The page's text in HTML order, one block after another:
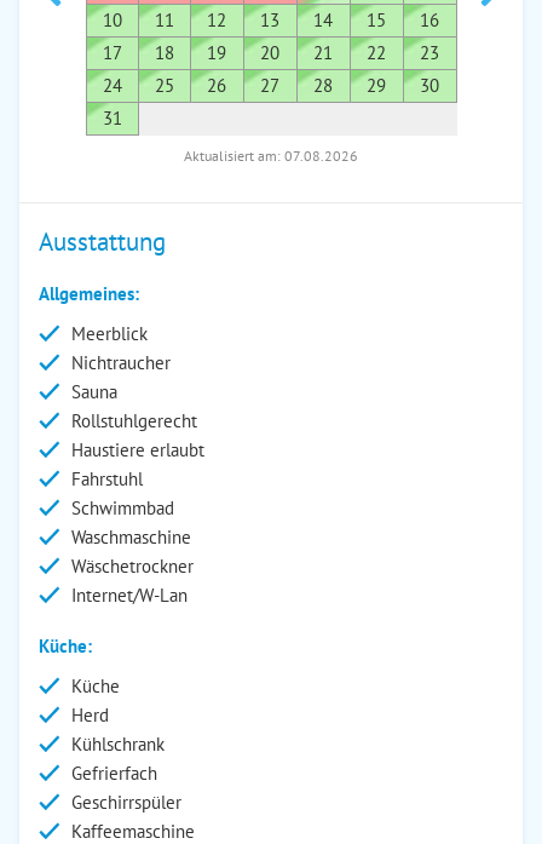
10
11 12 13 14 15
16
17
18 19 20 21 22
23
24
25 26 27 28 29
30
31
Aktualisiert am: 07.08.2026
Ausstattung
Allgemeines:
Meerblick
Nichtraucher
Sauna
Rollstuhlgerecht
Haustiere erlaubt
Fahrstuhl
Schwimmbad
Waschmaschine
Wäschetrockner
Internet/W-Lan
Küche:
Küche
Herd
Kühlschrank
Gefrierfach
Geschirrspüler
Kaffeemaschine